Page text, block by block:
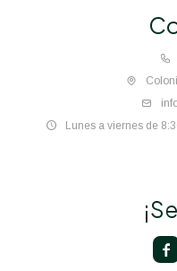
Lunes a viernes de
